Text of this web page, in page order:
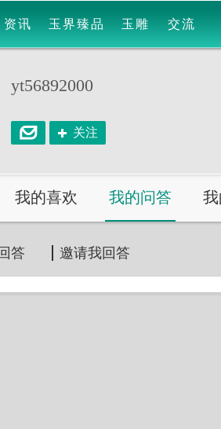
资讯 玉界臻品 玉雕 交流
yt56892000
关注
我的喜欢 我的问答
答 邀请我回答